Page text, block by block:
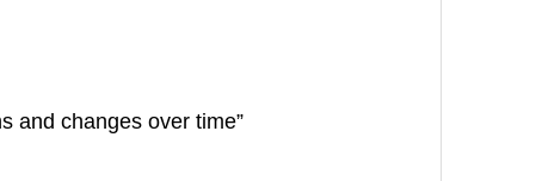
and changes over time”